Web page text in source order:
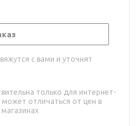
с вами и уточнят
только для интернет-
может отличаться от цен в